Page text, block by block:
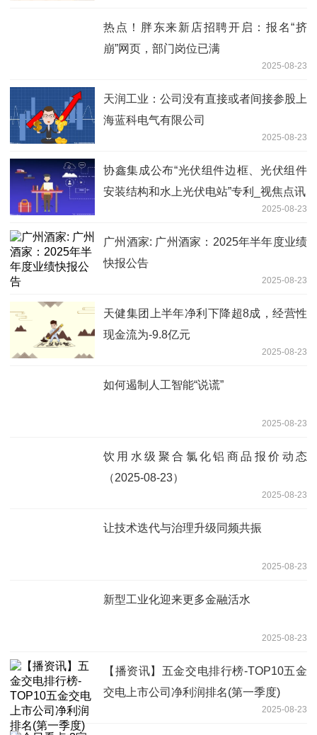
热点！胖东来新店招聘开启：报名“挤
崩”网页，部门岗位已满
2025-08-23
天润工业：公司没有直接或者间接参股上
海蓝科电气有限公司
2025-08-23
协鑫集成公布“光伏组件边框、光伏组件
安装结构和水上光伏电站”专利_视焦点讯
2025-08-23
广州酒家: 广州酒家：2025年半年度业绩
快报公告
2025-08-23
天健集团上半年净利下降超8成，经营性
现金流为-9.8亿元
2025-08-23
如何遏制人工智能“说谎”
2025-08-23
饮用水级聚合氯化铝商品报价动态
（2025-08-23）
2025-08-23
让技术迭代与治理升级同频共振
2025-08-23
新型工业化迎来更多金融活水
2025-08-23
【播资讯】五金交电排行榜-TOP10五金
交电上市公司净利润排名(第一季度)
2025-08-23